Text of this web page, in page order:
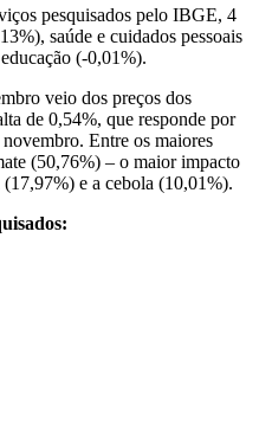
pesquisados pelo IBGE, 4
saúde e cuidados pessoais
(-0,01%).
veio dos preços dos
de 0,54%, que responde por
Entre os maiores
(50,76%) – o maior impacto
e a cebola (10,01%).